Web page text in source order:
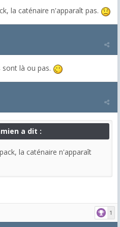
la caténaire n'apparaît pas.
là ou pas.
a dit :
la caténaire n'apparaît
1